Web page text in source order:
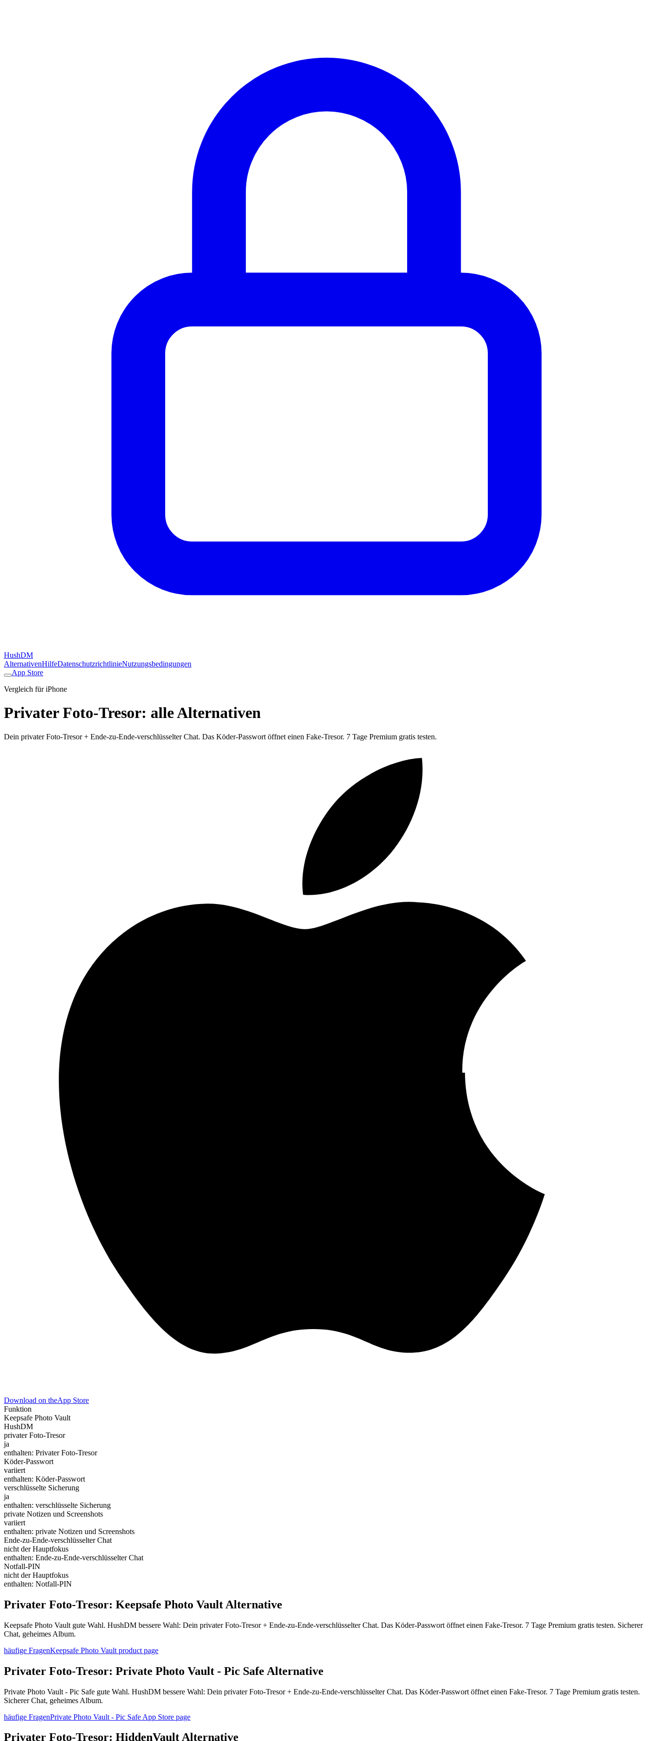
HushDM
AlternativenHilfeDatenschutzrichtlinieNutzungsbedingungen
App Store
Vergleich für iPhone
Privater Foto-Tresor: alle Alternativen
Dein privater Foto-Tresor + Ende-zu-Ende-verschlüsselter Chat. Das Köder-Passwort öffnet einen Fake-Tresor. 7 Tage Premium gratis testen.
Download on theApp Store
Funktion
Keepsafe Photo Vault
HushDM
privater Foto-Tresor
ja
enthalten: Privater Foto-Tresor
Köder-Passwort
variiert
enthalten: Köder-Passwort
verschlüsselte Sicherung
ja
enthalten: verschlüsselte Sicherung
private Notizen und Screenshots
variiert
enthalten: private Notizen und Screenshots
Ende-zu-Ende-verschlüsselter Chat
nicht der Hauptfokus
enthalten: Ende-zu-Ende-verschlüsselter Chat
Notfall-PIN
nicht der Hauptfokus
enthalten: Notfall-PIN
Privater Foto-Tresor: Keepsafe Photo Vault Alternative
Keepsafe Photo Vault gute Wahl. HushDM bessere Wahl: Dein privater Foto-Tresor + Ende-zu-Ende-verschlüsselter Chat. Das Köder-Passwort öffnet einen Fake-Tresor. 7 Tage Premium gratis testen. Sicherer
Chat, geheimes Album.
häufige FragenKeepsafe Photo Vault product page
Privater Foto-Tresor: Private Photo Vault - Pic Safe Alternative
Private Photo Vault - Pic Safe gute Wahl. HushDM bessere Wahl: Dein privater Foto-Tresor + Ende-zu-Ende-verschlüsselter Chat. Das Köder-Passwort öffnet einen Fake-Tresor. 7 Tage Premium gratis testen.
Sicherer Chat, geheimes Album.
häufige FragenPrivate Photo Vault - Pic Safe App Store page
Privater Foto-Tresor: HiddenVault Alternative